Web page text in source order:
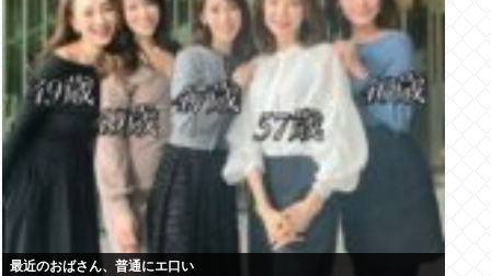
最近のおばさん、普通にエ口い